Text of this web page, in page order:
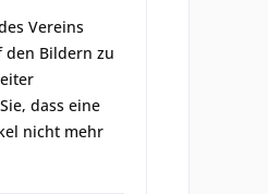
Vereins
den Bildern zu
dass eine
nicht mehr